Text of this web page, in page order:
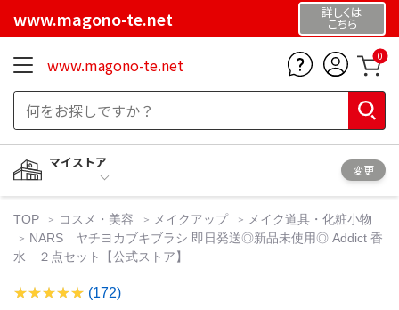
www.magono-te.net 詳しくは
こちら
www.magono-te.net 0
マイストア
変更
TOP コスメ・美容 メイクアップ
メイク道具・化粧小物
NARS ヤチヨカブキブラシ 即日発送◎新品未使用◎ Addict 香
水 ２点セット【公式ストア】
(172)